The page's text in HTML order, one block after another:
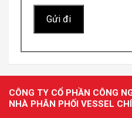
CÔNG TY CỔ PHẦN CÔNG
NHÀ PHÂN PHỐI VESSEL